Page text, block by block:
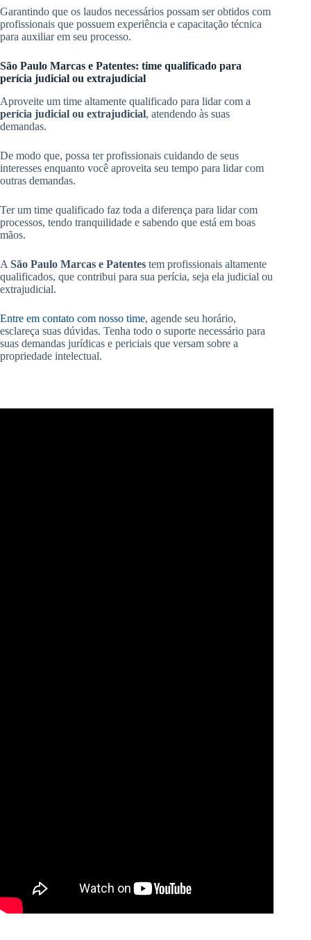
Garantindo que os laudos necessários possam ser obtidos com
profissionais que possuem experiência e capacitação técnica
para auxiliar em seu processo.
São Paulo Marcas e Patentes: time qualificado para
perícia judicial ou extrajudicial
Aproveite um time altamente qualificado para lidar com a
perícia judicial ou extrajudicial, atendendo às suas
demandas.
De modo que, possa ter profissionais cuidando de seus
interesses enquanto você aproveita seu tempo para lidar com
outras demandas.
Ter um time qualificado faz toda a diferença para lidar com
processos, tendo tranquilidade e sabendo que está em boas
mãos.
A São Paulo Marcas e Patentes tem profissionais altamente
qualificados, que contribui para sua perícia, seja ela judicial ou
extrajudicial.
Entre em contato com nosso time, agende seu horário,
esclareça suas dúvidas. Tenha todo o suporte necessário para
suas demandas jurídicas e periciais que versam sobre a
propriedade intelectual.